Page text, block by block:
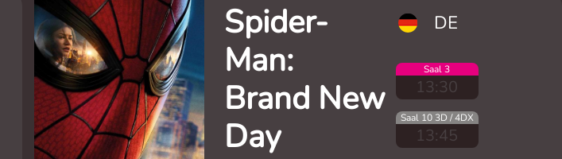
Spider-
Man:
Brand New
Day
DE
Saal 3
13:30
Saal 10 3D / 4DX
13:45